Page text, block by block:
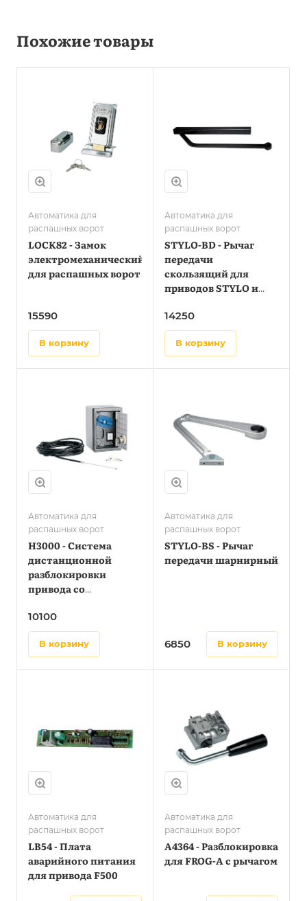
Похожие товары
Автоматика для
распашных ворот
LOCK82 - Замок
электромеханический
для распашных ворот
15590
в корзину
Автоматика для
распашных ворот
STYLO-BD - Рычаг
передачи
скользящий для
приводов STYLO и
14250
в корзину
Автоматика для
распашных ворот
H3000 - Система
дистанционной
разблокировки
привода со
управления
10100
в корзину
Автоматика для
распашных ворот
STYLO-BS - Рычаг
передачи шарнирный
6850 в корзину
Автоматика для
распашных ворот
LB54 - Плата
аварийного питания
для привода F500
Автоматика для
распашных ворот
A4364 - Разблокировка
для FROG-A с рычагом